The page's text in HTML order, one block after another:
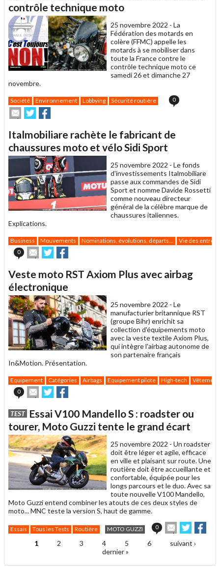
contrôle technique moto
25 novembre 2022 - La
Fédération des motards en
colère (FFMC) appelle les
motards à se mobiliser dans
toute la France contre le
contrôle technique moto ce
samedi 26 et dimanche 27
novembre.
Société Environnement Lobbying Sécurité routière 0
Envoyer
cet
à
un
ami
Partager
sur
sur
Italmobiliare rachète le fabricant de
chaussures moto et vélo Sidi Sport
25 novembre 2022 - Le fonds
d'investissements Italmobiliare
passe aux commandes de Sidi
Sport et nomme Davide Rossetti
comme nouveau directeur
général de la célèbre marque de
chaussures italiennes.
Explications.
Business Mouvements Nominations, évolutions, départs...
Vie des
0
Envoyer
cet
à
un
ami
Partager
sur sur
Veste moto RST Axiom Plus avec airbag
électronique
25 novembre 2022 - Le
manufacturier britannique RST
(groupe Bihr) enrichit sa
collection d'équipements moto
avec la veste textile Axiom Plus,
qui intègre l'airbag autonome de
son partenaire français
In&Motion. Présentation.
Equipement Catégories Airbags Equipement pilote High-tech
0
Envoyer
cet
un
ami
Partager
sur sur
TEST Essai V100 Mandello S : roadster ou
tourer, Moto Guzzi tente le grand écart
25 novembre 2022 - Un roadster
doit être léger et agile, efficace
en ville et plaisant sur route. Une
routière doit être accueillante et
confortable, équipée pour les
longs parcours et le duo. Avec sa
toute nouvelle V100 Mandello,
Moto Guzzi entend combiner les atouts de ces deux styles de
moto... MNC teste la version S, haut de gamme.
Essais Tous les Tests Routière MOTO GUZZI 0
Envoyer
cet
article
Partager
sur
Twitter
sur
Pages1 2 3 4 5 6
suivant ›
dernier »